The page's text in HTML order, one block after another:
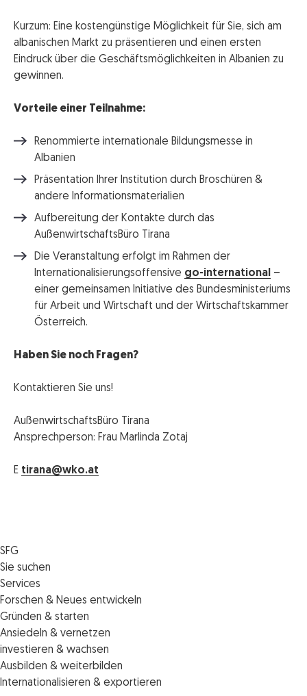
Kurzum: Eine kostengünstige Möglichkeit für Sie, sich am
albanischen Markt zu präsentieren und einen ersten
Eindruck über die Geschäftsmöglichkeiten in Albanien zu
gewinnen.
Vorteile einer Teilnahme:
Renommierte internationale Bildungsmesse in
Albanien
Präsentation Ihrer Institution durch Broschüren &
andere Informationsmaterialien
Aufbereitung der Kontakte durch das
AußenwirtschaftsBüro Tirana
Die Veranstaltung erfolgt im Rahmen der
Internationalisierungsoffensive go-international –
einer gemeinsamen Initiative des Bundesministeriums
für Arbeit und Wirtschaft und der Wirtschaftskammer
Österreich.
Haben Sie noch Fragen?
Kontaktieren Sie uns!
AußenwirtschaftsBüro Tirana
Ansprechperson: Frau Marlinda Zotaj
E tirana@wko.at
SFG
Die SFG
Jobs
Medienservice
Informiert bleiben
Kontakt
Sie suchen
Förderungen
Finanzierungen
Standortentwicklung
Persönliche Beratung
Services
Veranstaltungen
News
IMPULS.ST
Portal
Unternehmen des Monats
Forschen & Neues entwickeln
Standortcoaching
Terminbuchung Standortcoaching
Horizon Europe: EU-Förderungen für F&E
Innovations­management
Innovationspreis Steiermark
Gründen & starten
Startupmark
Startup Mission – Netzwerkreisen
iCONTACT: Das InvestorInnennetzwerk der SFG
Veranstaltungen
Ansiedeln & vernetzen
Zukunftstag
Steirische Cluster- und Netzwerkorganisationen
Batterieindustrie
investieren & wachsen
Veranstaltungen
Förderungen & Finanzierungen
Ausbilden & weiterbilden
Weiterbildung und Kurse
Internationalisieren & exportieren